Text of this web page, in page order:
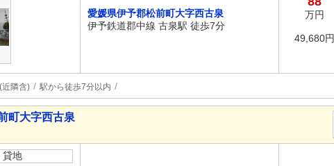
愛媛県伊予郡松前町大字西古泉
伊予鉄道郡中線 古泉駅 徒歩7分
万円
49,680円
近隣含) 駅から徒歩7分以内
町大字西古泉
貸地